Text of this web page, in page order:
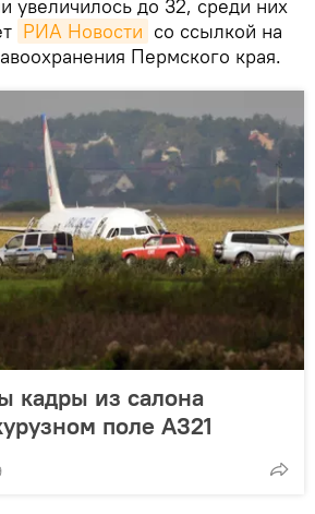
увеличилось до 32, среди них
РИА Новости со ссылкой на
Пермского края.
кадры из салона
поле А321